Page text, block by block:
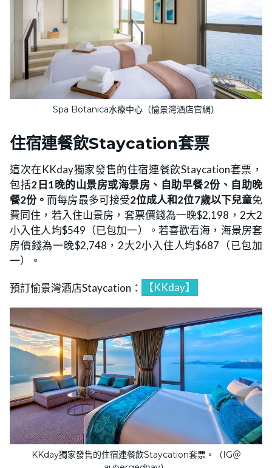
Spa Botanica水療中心（愉景灣酒店官網）
住宿連餐飲Staycation套票
這次在KKday獨家發售的住宿連餐飲Staycation套票，
包括2日1晚的山景房或海景房、自助早餐2份、自助晚
餐2份。 而每房最多可接受2位成人和2位7歲以下兒童免
費同住，若入住山景房，套票價錢為一晚$2,198，2大2
小入住人均$549（已包加一）。若喜歡看海，海景房套
房價錢為一晚$2,748，2大2小入住人均$687（已包加
一）。
預訂愉景灣酒店Staycation： 【KKday】
KKday獨家發售的住宿連餐飲Staycation套票。（IG＠